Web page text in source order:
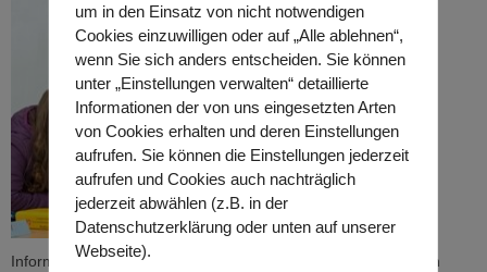
Therapie
Informieren Sie sich über unsere Vielzahl an unterschiedlichen
um in den Einsatz von nicht notwendigen
Cookies einzuwilligen oder auf „Alle ablehnen“,
wenn Sie sich anders entscheiden. Sie können
unter „Einstellungen verwalten“ detaillierte
Informationen der von uns eingesetzten Arten
von Cookies erhalten und deren Einstellungen
aufrufen. Sie können die Einstellungen jederzeit
aufrufen und Cookies auch nachträglich
jederzeit abwählen (z.B. in der
Datenschutzerklärung oder unten auf unserer
Webseite).